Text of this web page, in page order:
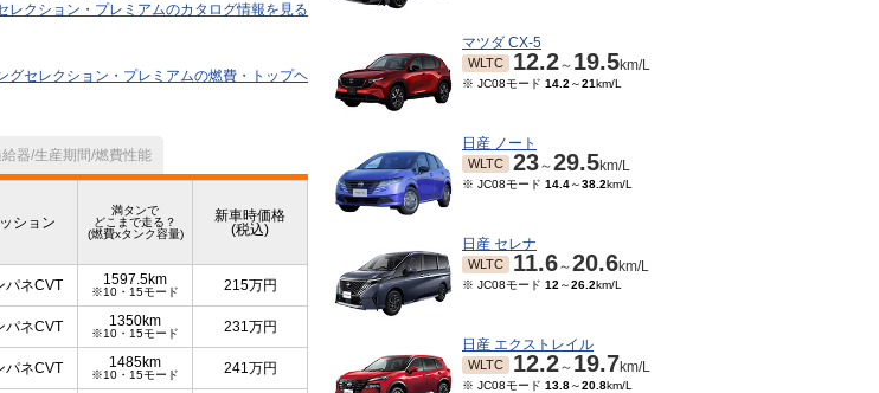
レクション・プレミアムのカタログ情報を見る
グセレクション・プレミアムの燃費・トップヘ
器/生産期間/燃費性能
ション
満タンで
どこまで走る？
(燃費xタンク容量)
新車時価格
(税込)
パネCVT 1597.5km
※10・15モード 215万円
パネCVT 1350km
※10・15モード 231万円
パネCVT 1485km
※10・15モード 241万円
マツダ CX-5
WLTC 12.2～ 19.5km/L
※ JC08モード 14.2 ～21km/L
日産 ノート
WLTC 23～29.5km/L
※ JC08モード 14.4～38.2km/L
日産 セレナ
WLTC 11.6～20.6km/L
※ JC08モード 12 ～26.2km/L
日産 エクストレイル
WLTC 12.2～ 19.7km/L
※ JC08モード 13.8～20.8km/L